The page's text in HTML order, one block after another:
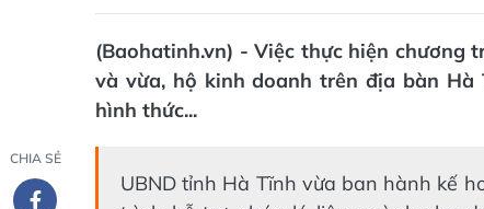
(Baohatinh.vn) - Việc thực hiện chương
và vừa, hộ kinh doanh trên địa bàn
hình thức...
CHIA SẺ
UBND tỉnh Hà Tĩnh vừa ban hành kế